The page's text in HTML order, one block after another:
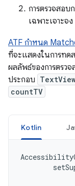
การตรวจสอบ
เฉพาะเจาะจ
ATF กำหนด
ที่จะแสดงในการทด
ผลลัพธ์ของการตรว
ประกอบ
countTV
Kotlin